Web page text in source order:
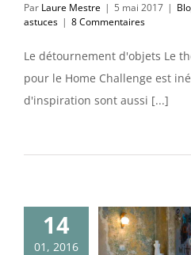
Par Laure Mestre | 5 mai 2017 |
astuces | 8 Commentaires
Le détournement d'objets Le
pour le Home Challenge est
d'inspiration sont aussi [...]
14
01, 2016
Luxe" : le
du